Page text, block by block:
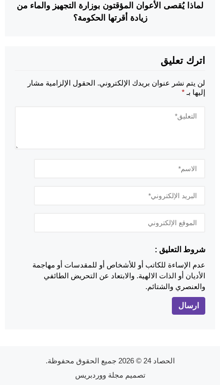
لماذا يُقصى الأعوان المؤقتون بوزارة التجهيز والماء من
زيادة أقرتها الحكومة؟
اترك تعليق
لن يتم نشر عنوان بريدك الإلكتروني. الحقول الإلزامية مشار
إليها بـ *
شروط التعليق :
عدم الإساءة للكاتب أو للأشخاص أو للمقدسات أو مهاجمة
الأديان أو الذات الالهية. والابتعاد عن التحريض الطائفي
والعنصري والشتائم.
الحصاد 24
© 2026 جميع الحقوق محفوظة.
تصميم مجلة ووردبريس